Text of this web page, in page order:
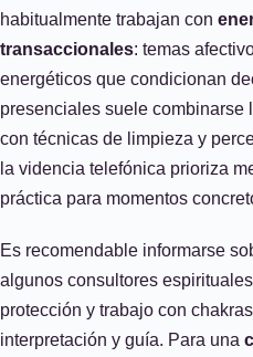
habitualmente trabajan con
transaccionales: temas
energéticos que condicionan
presenciales suele combinarse
con técnicas de limpieza y
la videncia telefónica prioriza
práctica para momentos
Es recomendable informarse
algunos consultores
protección y trabajo con
interpretación y guía. Para una